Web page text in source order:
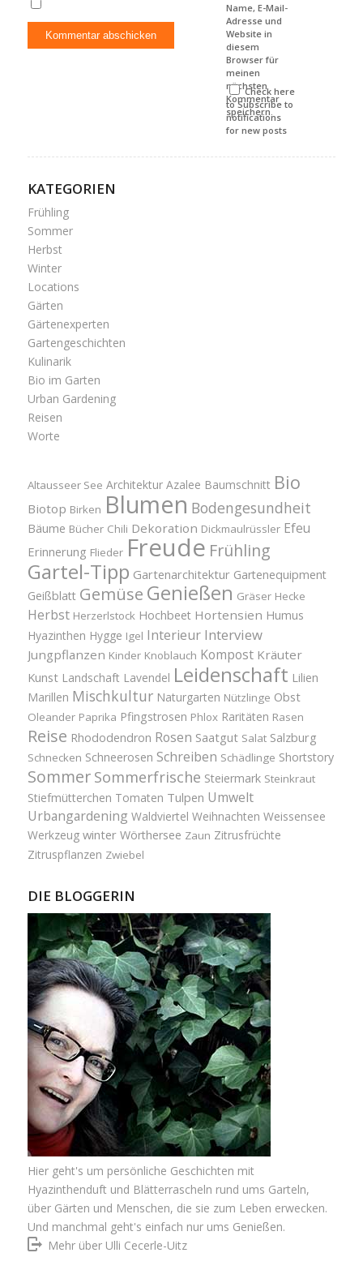
Name, E-Mail-
Adresse und
Website in
diesem
Browser für
meinen
nächsten
Kommentar
speichern.
Check here
to Subscribe to
notifications
for new posts
KATEGORIEN
Frühling
Sommer
Herbst
Winter
Locations
Gärten
Gärtenexperten
Gartengeschichten
Kulinarik
Bio im Garten
Urban Gardening
Reisen
Worte
Altausseer See Architektur Azalee Baumschnitt Bio
Biotop Birken Blumen Bodengesundheit
Bäume Bücher Chili Dekoration Dickmaulrüssler Efeu
Erinnerung Flieder Freude Frühling
Gartel-Tipp Gartenarchitektur Gartenequipment
Geißblatt Gemüse Genießen Gräser Hecke
Herbst Herzerlstock Hochbeet Hortensien Humus
Hyazinthen Hygge Igel Interieur Interview
Jungpflanzen Kinder Knoblauch Kompost Kräuter
Kunst Landschaft Lavendel Leidenschaft Lilien
Marillen Mischkultur Naturgarten Nützlinge Obst
Oleander Paprika Pfingstrosen Phlox Raritäten Rasen
Reise Rhododendron Rosen Saatgut Salat Salzburg
Schnecken Schneerosen Schreiben Schädlinge Shortstory
Sommer Sommerfrische Steiermark Steinkraut
Stiefmütterchen Tomaten Tulpen Umwelt
Urbangardening Waldviertel Weihnachten Weissensee
Werkzeug winter Wörthersee Zaun Zitrusfrüchte
Zitruspflanzen Zwiebel
DIE BLOGGERIN
Hier geht's um persönliche Geschichten mit
Hyazinthenduft und Blätterrascheln rund ums Garteln,
über Gärten und Menschen, die sie zum Leben erwecken.
Und manchmal geht's einfach nur ums Genießen.
Mehr über Ulli Cecerle-Uitz